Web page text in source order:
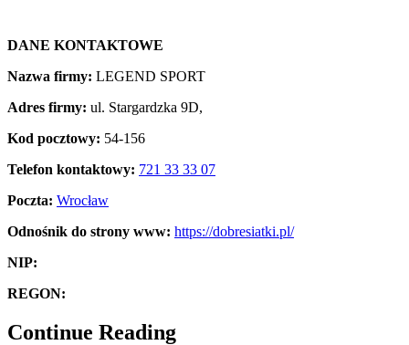
DANE KONTAKTOWE
Nazwa firmy: LEGEND SPORT
Adres firmy: ul. Stargardzka 9D,
Kod pocztowy: 54-156
Telefon kontaktowy: 721 33 33 07
Poczta: Wrocław
Odnośnik do strony www: https://dobresiatki.pl/
NIP:
REGON:
Continue Reading